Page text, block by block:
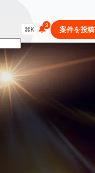
商品・セールを検索...
⌘K 🔔 案件を投稿